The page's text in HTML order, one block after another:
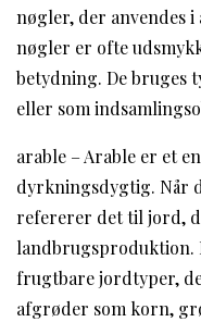
nøgler, der anvendes
nøgler er ofte
betydning. De bruges
eller som
arable – Arable er et
dyrkningsdygtig. Når
refererer det til jord,
landbrugsproduktion.
frugtbare jordtyper,
afgrøder som korn,